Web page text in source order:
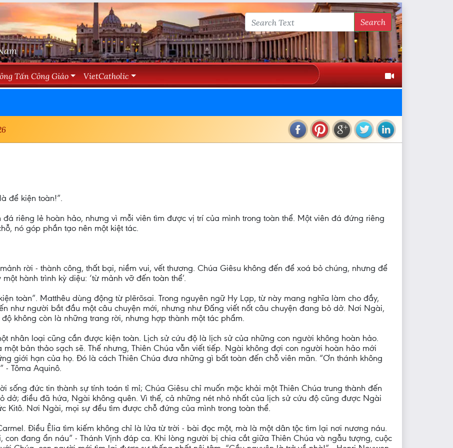
Search
Tấn Công Giáo VietCatholic
để kiện toàn!”.
riêng lẻ hoàn hảo, nhưng vì mỗi viên tìm được vị trí của mình trong toàn thể. Một viên đá đứng riêng
nó góp phần tạo nên một kiệt tác.
rời - thành công, thất bại, niềm vui, vết thương. Chúa Giêsu không đến để xoá bỏ chúng, nhưng để
hành trình kỳ diệu: ‘từ mảnh vỡ đến toàn thể’.
toàn”. Matthêu dùng động từ plērōsai. Trong nguyên ngữ Hy Lạp, từ này mang nghĩa làm cho đầy,
như người bắt đầu một câu chuyện mới, nhưng như Đấng viết nốt câu chuyện đang bỏ dở. Nơi Ngài,
không còn là những trang rời, nhưng hợp thành một tác phẩm.
nhân loại cũng cần được kiện toàn. Lịch sử cứu độ là lịch sử của những con người không hoàn hảo.
bản thảo sạch sẽ. Thế nhưng, Thiên Chúa vẫn viết tiếp. Ngài không đợi con người hoàn hảo mới
giới hạn của họ. Đó là cách Thiên Chúa đưa những gì bất toàn đến chỗ viên mãn. “Ơn thánh không
- Tôma Aquinô.
sống đức tin thành sự tính toán tỉ mỉ; Chúa Giêsu chỉ muốn mặc khải một Thiên Chúa trung thành đến
dở; điều đã hứa, Ngài không quên. Vì thế, cả những nét nhỏ nhất của lịch sử cứu độ cũng được Ngài
Kitô. Nơi Ngài, mọi sự đều tìm được chỗ đứng của mình trong toàn thể.
Điều Êlia tìm kiếm không chỉ là lửa từ trời - bài đọc một, mà là một dân tộc tìm lại nơi nương náu.
con đang ẩn náu” - Thánh Vịnh đáp ca. Khi lòng người bị chia cắt giữa Thiên Chúa và ngẫu tượng, cuộc